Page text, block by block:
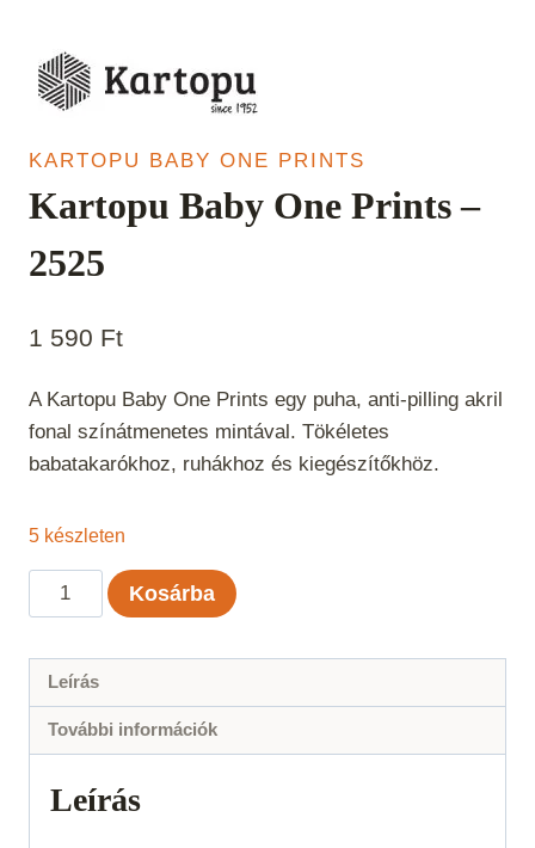
KARTOPU BABY ONE PRINTS
Kartopu Baby One Prints –
2525
1 590 Ft
A Kartopu Baby One Prints egy puha, anti-pilling akril
fonal színátmenetes mintával. Tökéletes
babatakarókhoz, ruhákhoz és kiegészítőkhöz.
5 készleten
Kartopu
Baby
Prints
-
Kosárba
Leírás
További információk
Leírás